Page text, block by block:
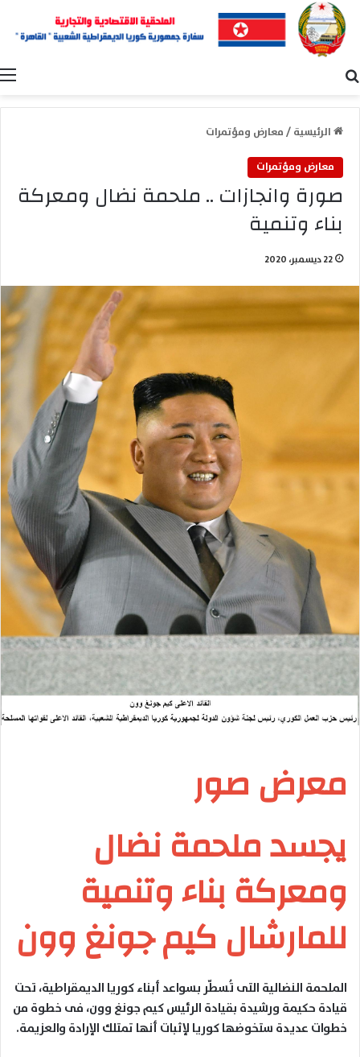
الرئيسية/معارض ومؤتمرات
معارض ومؤتمرات
صورة وانجازات .. ملحمة نضال ومعركة
بناء وتنمية
22 ديسمبر، 2020
معرض صور
يجسد ملحمة نضال
ومعركة بناء وتنمية
للمارشال كيم جونغ وون
الملحمة النضالية التى تُسطّر بسواعد أبناء كوريا الديمقراطية، تحت
قيادة حكيمة ورشيدة بقيادة الرئيس كيم جونغ وون، فى خطوة من
خطوات عديدة ستخوضها كوريا لإثبات أنها تمتلك الإرادة والعزيمة.